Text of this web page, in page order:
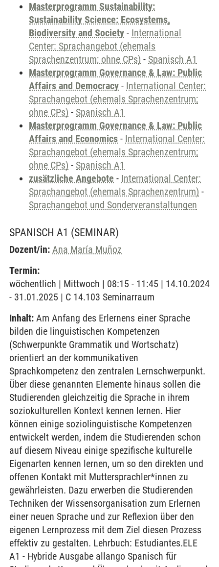
Masterprogramm Sustainability:
Sustainability Science: Ecosystems,
Biodiversity and Society - International
Center: Sprachangebot (ehemals
Sprachenzentrum; ohne CPs) - Spanisch A1
Masterprogramm Governance & Law: Public
Affairs and Democracy - International Center:
Sprachangebot (ehemals Sprachenzentrum;
ohne CPs) - Spanisch A1
Masterprogramm Governance & Law: Public
Affairs and Economics - International Center:
Sprachangebot (ehemals Sprachenzentrum;
ohne CPs) - Spanisch A1
zusätzliche Angebote - International Center:
Sprachangebot (ehemals Sprachenzentrum) -
Sprachangebot und Sonderveranstaltungen
SPANISCH A1 (SEMINAR)
Dozent/in: Ana María Muñoz
Termin:
wöchentlich | Mittwoch | 08:15 - 11:45 | 14.10.2024
- 31.01.2025 | C 14.103 Seminarraum
Inhalt: Am Anfang des Erlernens einer Sprache
bilden die linguistischen Kompetenzen
(Schwerpunkte Grammatik und Wortschatz)
orientiert an der kommunikativen
Sprachkompetenz den zentralen Lernschwerpunkt.
Über diese genannten Elemente hinaus sollen die
Studierenden gleichzeitig die Sprache in ihrem
soziokulturellen Kontext kennen lernen. Hier
können einige soziolinguistische Kompetenzen
entwickelt werden, indem die Studierenden schon
auf diesem Niveau einige spezifische kulturelle
Eigenarten kennen lernen, um so den direkten und
offenen Kontakt mit Muttersprachler*innen zu
gewährleisten. Dazu erwerben die Studierenden
Techniken der Wissensorganisation zum Erlernen
einer neuen Sprache und zur Reflexion über den
eigenen Lernprozess mit dem Ziel diesen Prozess
effektiv zu gestalten. Lehrbuch: Estudiantes.ELE
A1 - Hybride Ausgabe allango Spanisch für